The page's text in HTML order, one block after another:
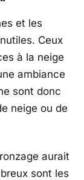
et les
Ceux
à la neige
ambiance
sont donc
neige ou de
aurait
sont les